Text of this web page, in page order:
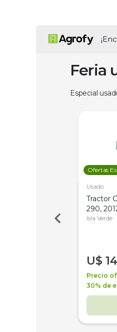
Feria
Especial
Ofertas
Usado
Tractor
290,
Isla Verde
U$
Precio
30% de